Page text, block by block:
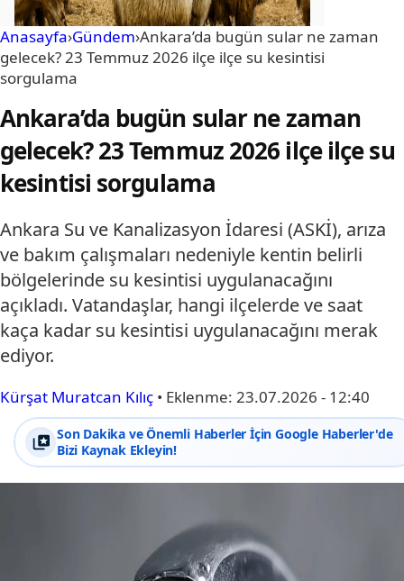
Anasayfa›Gündem›Ankara’da bugün sular ne zaman
gelecek? 23 Temmuz 2026 ilçe ilçe su kesintisi
sorgulama
Ankara’da bugün sular ne zaman
gelecek? 23 Temmuz 2026 ilçe ilçe su
kesintisi sorgulama
Ankara Su ve Kanalizasyon İdaresi (ASKİ), arıza
ve bakım çalışmaları nedeniyle kentin belirli
bölgelerinde su kesintisi uygulanacağını
açıkladı. Vatandaşlar, hangi ilçelerde ve saat
kaça kadar su kesintisi uygulanacağını merak
ediyor.
Kürşat Muratcan Kılıç • Eklenme: 23.07.2026 - 12:40
Son Dakika ve Önemli Haberler İçin Google Haberler'de
Bizi Kaynak Ekleyin!